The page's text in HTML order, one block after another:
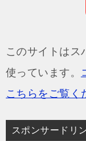
このサイトはス
使っています。
こちらをご覧く
スポンサードリ